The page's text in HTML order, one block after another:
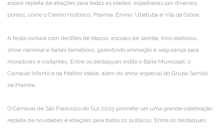
estará repleta de atrações para todas as idades, espalhadas por diversos
pontos, como o Centro Histórico, Prainha, Ervino, Ubatuba e Vila da Glória.
A festa contará com desfiles de blocos, escolas de samba, trios elétricos,
show nacional e bailes temáticos, garantindo animação e segurança para
moradores e visitantes. Entre os destaques estão o Baile Municipal, o
Carnaval Infantil e da Melhor Idade, além do show especial do Grupo Sambô
na Prainha.
O Carnaval de São Francisco do Sul 2025 promete ser uma grande celebração
repleta de novidades e atrações para todos os públicos. Entre os destaques,